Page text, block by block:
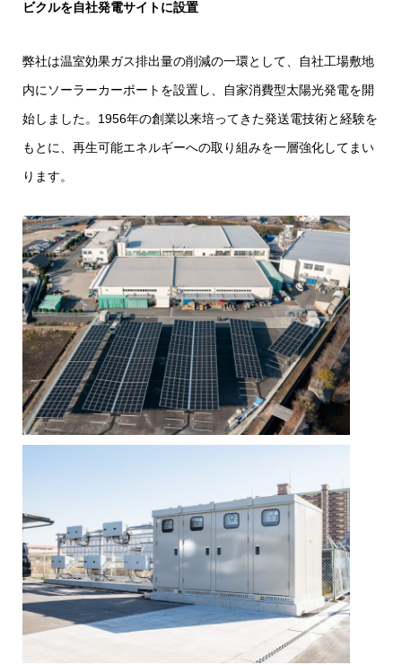
ビクルを自社発電サイトに設置
弊社は温室効果ガス排出量の削減の一環として、自社工場敷地
内にソーラーカーポートを設置し、自家消費型太陽光発電を開
始しました。1956年の創業以来培ってきた発送電技術と経験を
もとに、再生可能エネルギーへの取り組みを一層強化してまい
ります。